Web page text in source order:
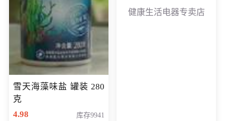
雪天海藻味盐 罐装 280
克
4.98
库存9941
健康生活电器专卖店